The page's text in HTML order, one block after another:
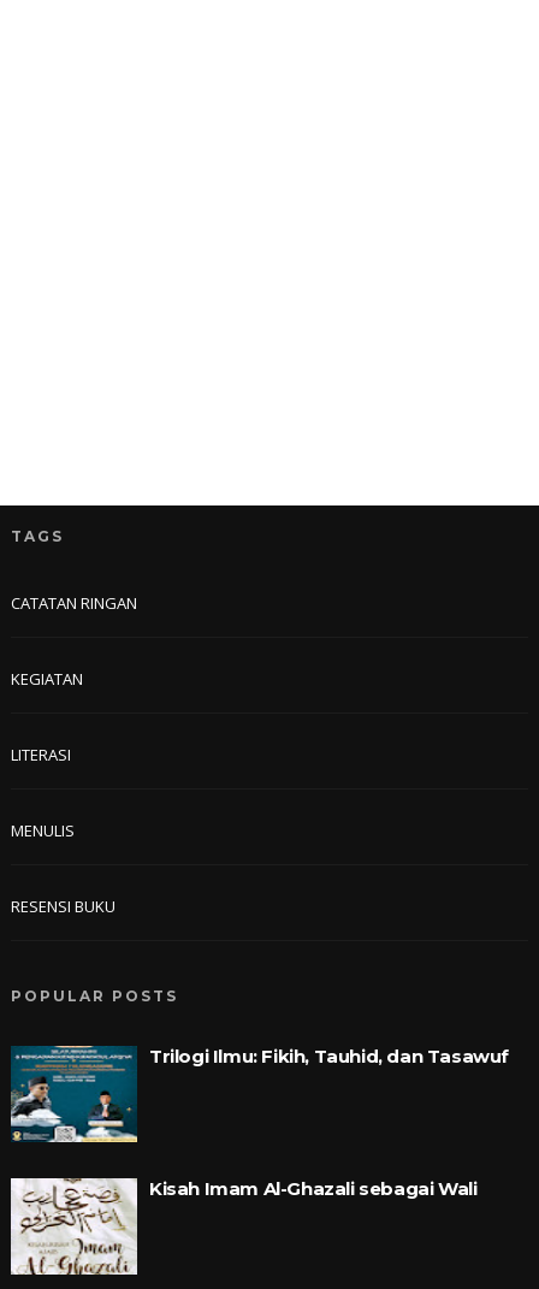
TAGS
CATATAN RINGAN
KEGIATAN
LITERASI
MENULIS
RESENSI BUKU
POPULAR POSTS
Trilogi Ilmu: Fikih, Tauhid, dan Tasawuf
Kisah Imam Al-Ghazali sebagai Wali